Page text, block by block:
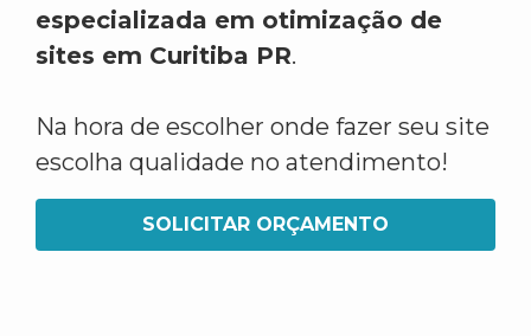
especializada em otimização de
sites em Curitiba PR.
Na hora de escolher onde fazer seu site
escolha qualidade no atendimento!
SOLICITAR ORÇAMENTO